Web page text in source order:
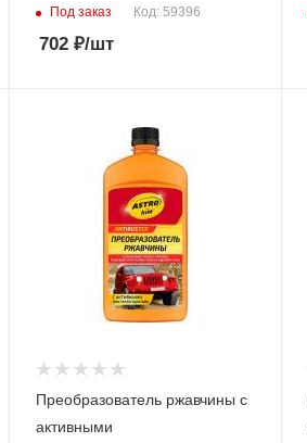
Под заказ Код: 59396
702₽/шт
Преобразователь ржавчины с
активными